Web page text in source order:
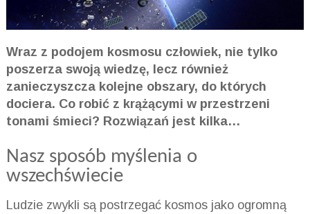
Wraz z podojem kosmosu człowiek, nie tylko
poszerza swoją wiedzę, lecz również
zanieczyszcza kolejne obszary, do których
dociera. Co robić z krążącymi w przestrzeni
tonami śmieci? Rozwiązań jest kilka…
Nasz sposób myślenia o
wszechświecie
Ludzie zwykli są postrzegać kosmos jako ogromną
KONTAKT